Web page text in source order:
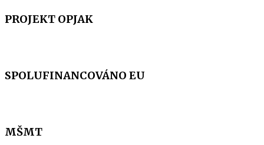
PROJEKT OPJAK
SPOLUFINANCOVÁNO EU
MŠMT